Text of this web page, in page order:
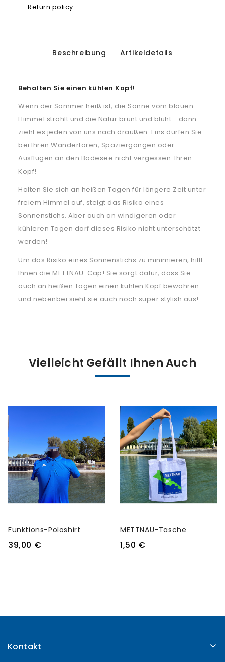
Return policy
Beschreibung Artikeldetails
Behalten Sie einen kühlen Kopf!
Wenn der Sommer heiß ist, die Sonne vom blauen
Himmel strahlt und die Natur brünt und blüht - dann
zieht es jeden von uns nach draußen. Eins dürfen Sie
bei Ihren Wandertoren, Spaziergängen oder
Ausflügen an den Badesee nicht vergessen: Ihren
Kopf!
Halten Sie sich an heißen Tagen für längere Zeit unter
freiem Himmel auf, steigt das Risiko eines
Sonnenstichs. Aber auch an windigeren oder
kühleren Tagen darf dieses Risiko nicht unterschätzt
werden!
Um das Risiko eines Sonnenstichs zu minimieren, hilft
Ihnen die METTNAU-Cap! Sie sorgt dafür, dass Sie
auch an heißen Tagen einen kühlen Kopf bewahren -
und nebenbei sieht sie auch noch super stylish aus!
Vielleicht Gefällt Ihnen Auch
Funktions-Poloshirt
39,00 €
METTNAU-Tasche
1,50 €
Kontakt